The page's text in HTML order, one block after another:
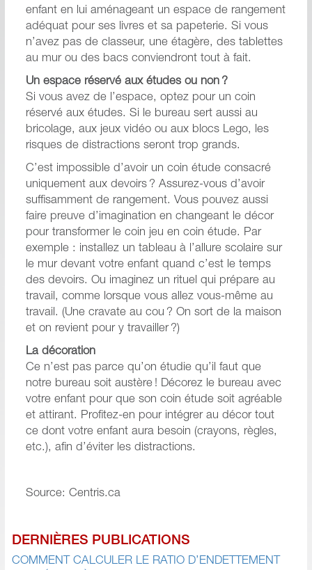
enfant en lui aménageant un espace de rangement
adéquat pour ses livres et sa papeterie. Si vous
n’avez pas de classeur, une étagère, des tablettes
au mur ou des bacs conviendront tout à fait.
Un espace réservé aux études ou non ?
Si vous avez de l’espace, optez pour un coin
réservé aux études. Si le bureau sert aussi au
bricolage, aux jeux vidéo ou aux blocs Lego, les
risques de distractions seront trop grands.
C’est impossible d’avoir un coin étude consacré
uniquement aux devoirs ? Assurez-vous d’avoir
suffisamment de rangement. Vous pouvez aussi
faire preuve d’imagination en changeant le décor
pour transformer le coin jeu en coin étude. Par
exemple : installez un tableau à l’allure scolaire sur
le mur devant votre enfant quand c’est le temps
des devoirs. Ou imaginez un rituel qui prépare au
travail, comme lorsque vous allez vous-même au
travail. (Une cravate au cou ? On sort de la maison
et on revient pour y travailler ?)
La décoration
Ce n’est pas parce qu’on étudie qu’il faut que
notre bureau soit austère ! Décorez le bureau avec
votre enfant pour que son coin étude soit agréable
et attirant. Profitez-en pour intégrer au décor tout
ce dont votre enfant aura besoin (crayons, règles,
etc.), afin d’éviter les distractions.
Source: Centris.ca
DERNIÈRES PUBLICATIONS
COMMENT CALCULER LE RATIO D’ENDETTEMENT